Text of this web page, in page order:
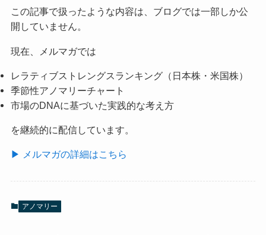
この記事で扱ったような内容は、ブログでは一部しか公
開していません。
現在、メルマガでは
レラティブストレングスランキング（日本株・米国株）
季節性アノマリーチャート
市場のDNAに基づいた実践的な考え方
を継続的に配信しています。
▶ メルマガの詳細はこちら
アノマリー